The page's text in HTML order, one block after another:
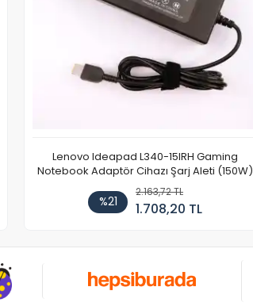
Lenovo Ideapad L340-15IRH Gaming
Notebook Adaptör Cihazı Şarj Aleti (150W)
%21
2.163,72 TL
1.708,20 TL